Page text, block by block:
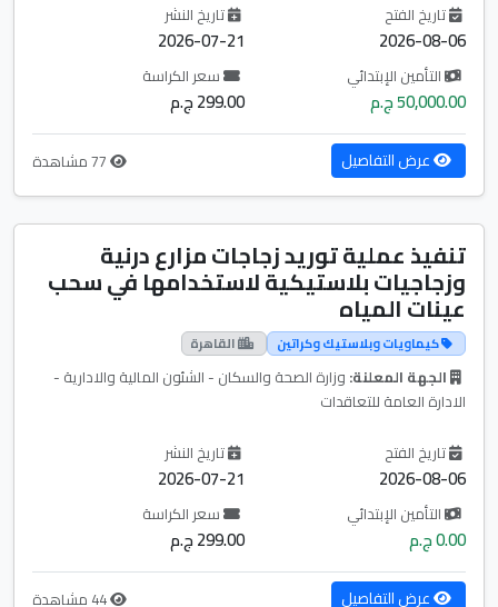
تاريخ الفتح
2026-08-06
تاريخ النشر
2026-07-21
التأمين الإبتدائي
50,000.00 ج.م
سعر الكراسة
299.00 ج.م
عرض التفاصيل
تنفيذ عملية توريد زجاجات مزارع درنية
وزجاجيات بلاستيكية لاستخدامها في سحب
عينات المياه
كيماويات وبلاستيك وكراتين القاهرة
الجهة المعلنة: وزارة الصحة والسكان - الشئون المالية والادارية -
الادارة العامة للتعاقدات
تاريخ الفتح
2026-08-06
تاريخ النشر
2026-07-21
التأمين الإبتدائي
0.00 ج.م
سعر الكراسة
299.00 ج.م
عرض التفاصيل